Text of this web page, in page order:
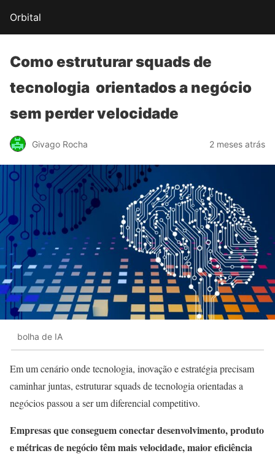
Orbital
Como estruturarsquads de
tecnologia orientados a negócio
sem perder velocidade
Givago Rocha 2 meses atrás
bolha de IA
Em um cenário onde tecnologia, inovação e estratégia precisam
caminhar juntas, estruturar squads de tecnologia orientadas a
negócios passou a ser um diferencial competitivo.
Empresas que conseguem conectar desenvolvimento, produto
e métricas de negócio têm mais velocidade, maior eficiência